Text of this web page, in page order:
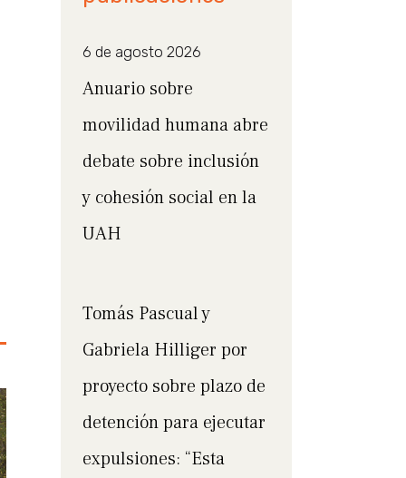
6 de agosto 2026
Anuario sobre
movilidad humana abre
debate sobre inclusión
y cohesión social en la
UAH
Tomás Pascual y
Gabriela Hilliger por
proyecto sobre plazo de
detención para ejecutar
expulsiones: “Esta